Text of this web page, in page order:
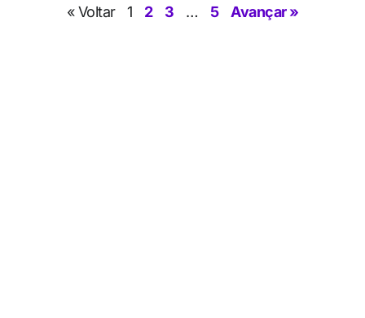
« Voltar 1 2 3 … 5 Avançar »